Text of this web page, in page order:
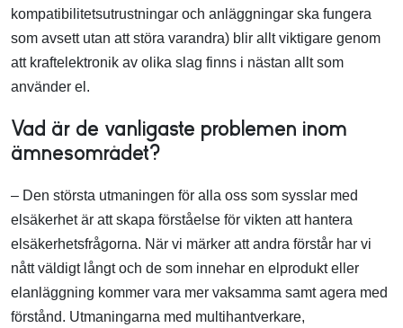
kompatibilitetsutrustningar och anläggningar ska fungera
som avsett utan att störa varandra) blir allt viktigare genom
att kraftelektronik av olika slag finns i nästan allt som
använder el.
Vad är de vanligaste problemen inom
ämnesområdet?
– Den största utmaningen för alla oss som sysslar med
elsäkerhet är att skapa förståelse för vikten att hantera
elsäkerhetsfrågorna. När vi märker att andra förstår har vi
nått väldigt långt och de som innehar en elprodukt eller
elanläggning kommer vara mer vaksamma samt agera med
förstånd. Utmaningarna med multihantverkare,